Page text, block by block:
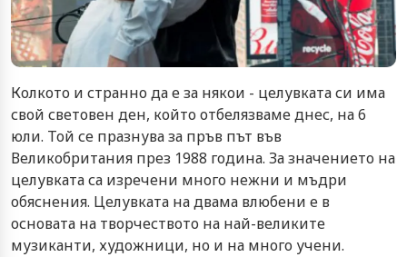
Колкото и странно да е за някои - целувката си има
свой световен ден, който отбелязваме днес, на 6
юли. Той се празнува за пръв път във
Великобритания през 1988 година. За значението на
целувката са изречени много нежни и мъдри
обяснения. Целувката на двама влюбени е в
основата на творчеството на най-великите
музиканти, художници, но и на много учени.